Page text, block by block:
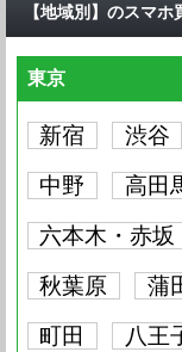
【地域別】のスマホ
東京
新宿 渋谷
中野
高田
六本木・赤坂
秋葉原
蒲
町田
八王